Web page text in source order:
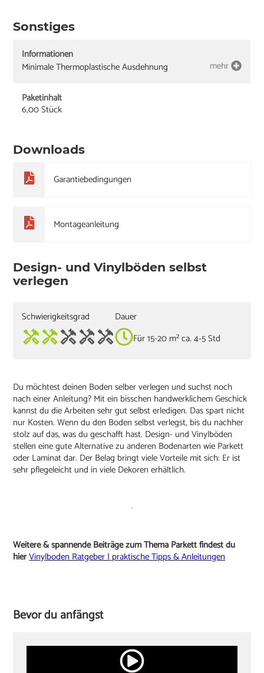
Sonstiges
Informationen
Minimale Thermoplastische Ausdehnung
mehr
Paketinhalt
6,00 Stück
Downloads
Garantiebedingungen
Montageanleitung
Design- und Vinylböden selbst
verlegen
Schwierigkeitsgrad
Dauer
Für 15-20 m² ca. 4-5 Std
Du möchtest deinen Boden selber verlegen und suchst noch
nach einer Anleitung? Mit ein bisschen handwerklichem Geschick
kannst du die Arbeiten sehr gut selbst erledigen. Das spart nicht
nur Kosten. Wenn du den Boden selbst verlegst, bis du nachher
stolz auf das, was du geschafft hast. Design- und Vinylböden
stellen eine gute Alternative zu anderen Bodenarten wie Parkett
oder Laminat dar. Der Belag bringt viele Vorteile mit sich: Er ist
sehr pflegeleicht und in viele Dekoren erhältlich.
Weitere & spannende Beiträge zum Thema Parkett findest du
hierVinylboden Ratgeber | praktische Tipps & Anleitungen
Bevor du anfängst